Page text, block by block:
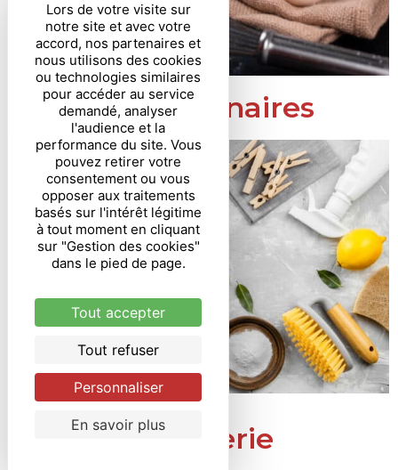
Aides culinaires
Droguerie
Lors de votre visite sur
notre site et avec votre
accord, nos partenaires et
nous utilisons des cookies
ou technologies similaires
pour accéder au service
demandé, analyser
l'audience et la
performance du site. Vous
pouvez retirer votre
consentement ou vous
opposer aux traitements
basés sur l'intérêt légitime
à tout moment en cliquant
sur "Gestion des cookies"
dans le pied de page.
Tout accepter
Tout refuser
Personnaliser
En savoir plus